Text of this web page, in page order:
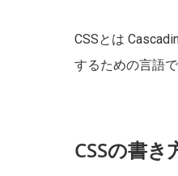
CSSとは
するための言語で
CSSの書き